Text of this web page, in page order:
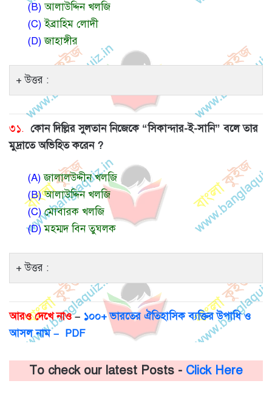
(B)আলাউদ্দিন খলজি
(C)ইব্রাহিম লোদী
(D)জাহাঙ্গীর
উত্তর :
৩১. কোন দিল্লির সুলতান নিজেকে “সিকান্দার-ই-সানি” বলে তার
মুদ্রাতে অভিহিত করেন ?
(A)জালালউদ্দীন খলজি
(B)আলাউদ্দিন খলজি
(C)মোবারক খলজি
(D)মহম্মদ বিন তুঘলক
উত্তর :
আরও দেখে নাও– ১০০+ ভারতের ঐতিহাসিক ব্যক্তির উপাধি ও
আসল নাম – PDF
To check our latest Posts - Click Here